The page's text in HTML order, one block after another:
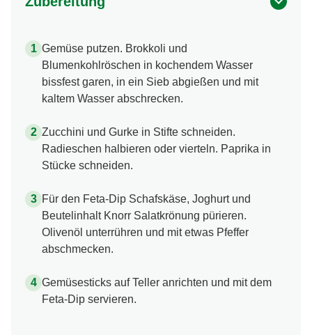
Gemüse putzen. Brokkoli und
Blumenkohlröschen in kochendem Wasser
bissfest garen, in ein Sieb abgießen und mit
kaltem Wasser abschrecken.
Zucchini und Gurke in Stifte schneiden.
Radieschen halbieren oder vierteln. Paprika in
Stücke schneiden.
Für den Feta-Dip Schafskäse, Joghurt und
Beutelinhalt Knorr Salatkrönung pürieren.
Olivenöl unterrühren und mit etwas Pfeffer
abschmecken.
Gemüsesticks auf Teller anrichten und mit dem
Feta-Dip servieren.